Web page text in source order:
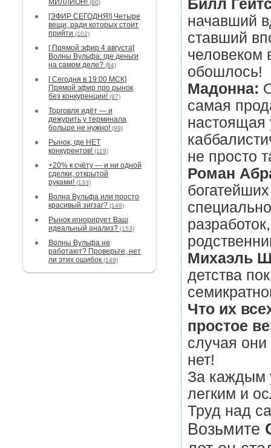
МИЛЛИОН! (60)
[ЭФИР СЕГОДНЯ!] Четыре
вещи, ради которых стоит
прийти (102)
[ Прямой эфир 4 августа]
Волны Вульфа: где деньги
на самом деле? (84)
[ Сегодня в 19:00 МСК]
Прямой эфир про рынок
без конкуренции! (97)
Торговля идёт — и
дежурить у терминала
больше не нужно! (99)
Рынок, где НЕТ
конкурентов! (119)
+20% к счёту — и ни одной
сделки, открытой
руками! (133)
Волна Вульфа или просто
красивый зигзаг? (148)
Рынок игнорирует Ваш
идеальный анализ? (153)
Волны Вульфа не
работают? Проверьте, нет
ли этих ошибок (149)
Билл
начавший
ставший
человеком
обошлось!
Мадонна:
самая
настоящая
не просто
Роман
Михаэль
детства
Что их
простое
случая
нет!
За каждым
легким и
Труд над
Возьмите